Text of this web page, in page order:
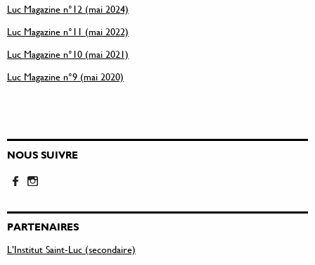
Luc Magazine n°12 (mai 2024)
Luc Magazine n°11 (mai 2022)
Luc Magazine n°10 (mai 2021)
Luc Magazine n°9 (mai 2020)
NOUS SUIVRE
PARTENAIRES
L’Institut Saint-Luc (secondaire)